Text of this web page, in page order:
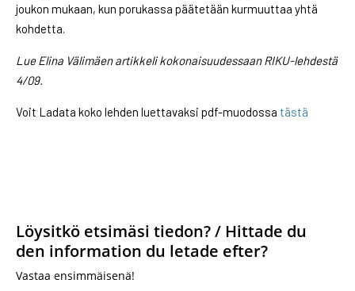
joukon mukaan, kun porukassa päätetään kurmuuttaa yhtä
kohdetta.
Lue Elina Välimäen artikkeli kokonaisuudessaan RIKU-lehdestä
4/09.
Voit Ladata koko lehden luettavaksi pdf-muodossa tästä
Löysitkö etsimäsi tiedon? / Hittade du
den information du letade efter?
Vastaa ensimmäisenä!